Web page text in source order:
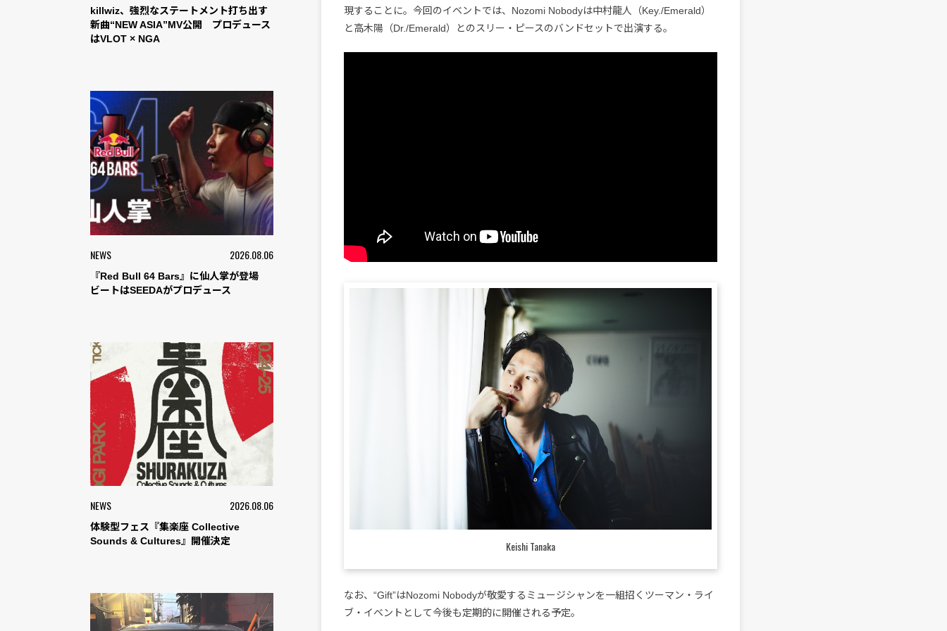
killwiz、強烈なステートメント打ち出す
新曲“NEW ASIA”MV公開 プロデュース
はVLOT × NGA
NEWS 2026.08.06
『Red Bull 64 Bars』に仙人掌が登場
ビートはSEEDAがプロデュース
NEWS 2026.08.06
体験型フェス『集楽座 Collective
Sounds & Cultures』開催決定
現することに。今回のイベントでは、Nozomi Nobodyは中村龍人（Key./Emerald）
と高木陽（Dr./Emerald）とのスリー・ピースのバンドセットで出演する。
Keishi Tanaka
なお、“Gift”はNozomi Nobodyが敬愛するミュージシャンを一組招くツーマン・ライ
ブ・イベントとして今後も定期的に開催される予定。